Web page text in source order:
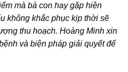
mà bà con hay gặp hiện
không khắc phục kịp thời sẽ
thu hoạch. Hoàng Minh xin
và biện pháp giải quyết để